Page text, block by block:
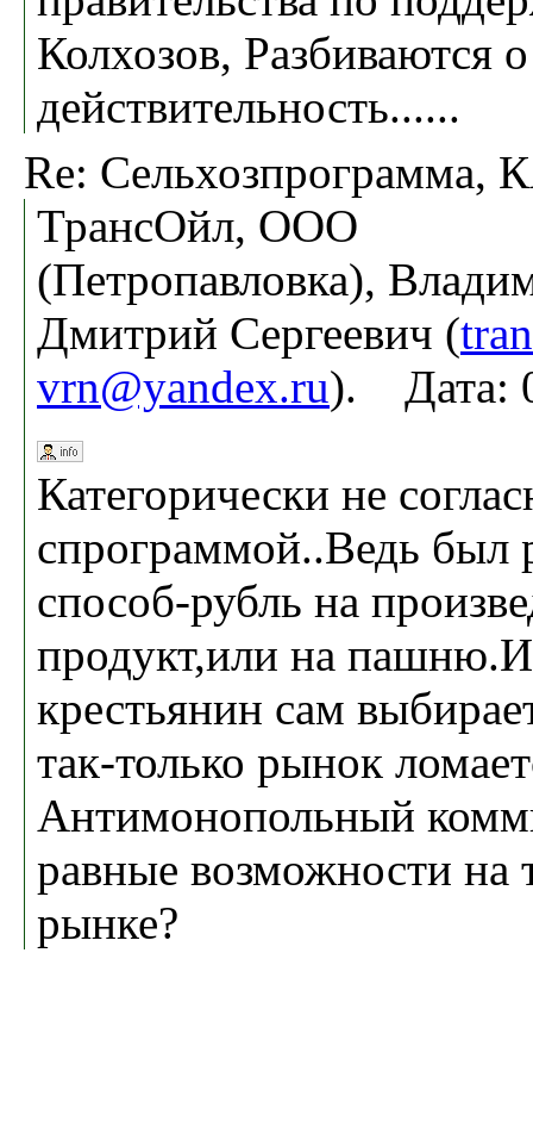
Колхозов, Разбиваются
действительность......
Re:
ТрансОйл, ООО
(Петропавловка),
Дмитрий Сергеевич (
vrn@yandex.ru). Дата:
Категорически не
спрограммой..Ведь был
способ-рубль на
продукт,или на
крестьянин сам
так-только рынок
Антимонопольный
равные возможности на
рынке?